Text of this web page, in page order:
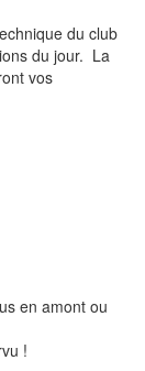
du club
du jour. La
vos
en amont ou
!